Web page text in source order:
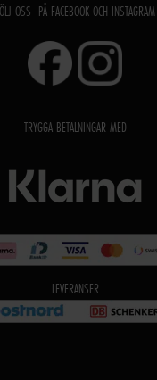
OSS PÅ FACEBOOK OCH INSTAGRAM
TRYGGA BETALNINGAR MED
LEVERANSER